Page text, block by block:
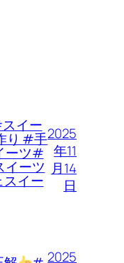
ー
り #手
ーツ#
イーツ
イー
2025
年11
月14
日
2025